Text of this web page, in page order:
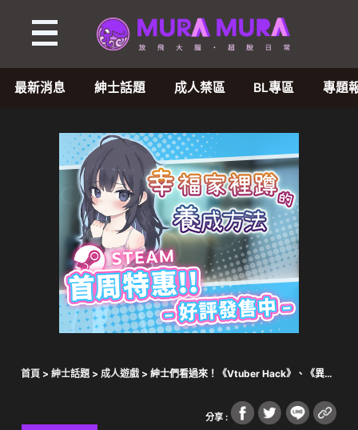
最新消息 紳士話題 成人禁區 BL專區 專題
首頁 > 紳士話題> 成人遊戲> 紳士們看過來！《Vtuber Hack》、《異世
分享 :